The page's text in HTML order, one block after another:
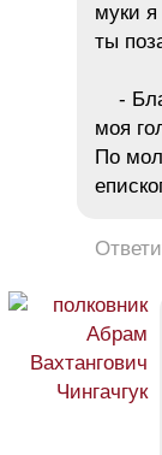
муки
ты
-
моя
По